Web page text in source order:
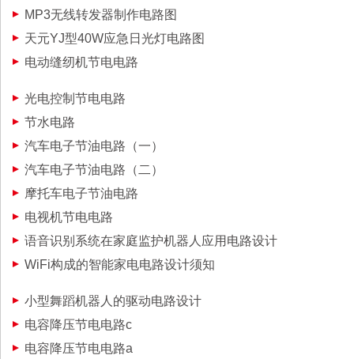
MP3无线转发器制作电路图
天元YJ型40W应急日光灯电路图
电动缝纫机节电电路
光电控制节电电路
节水电路
汽车电子节油电路（一）
汽车电子节油电路（二）
摩托车电子节油电路
电视机节电电路
语音识别系统在家庭监护机器人应用电路设计
WiFi构成的智能家电电路设计须知
小型舞蹈机器人的驱动电路设计
电容降压节电电路c
电容降压节电电路a